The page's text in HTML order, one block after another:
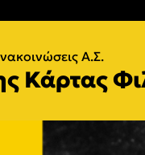
Α.Σ.
Κάρτας